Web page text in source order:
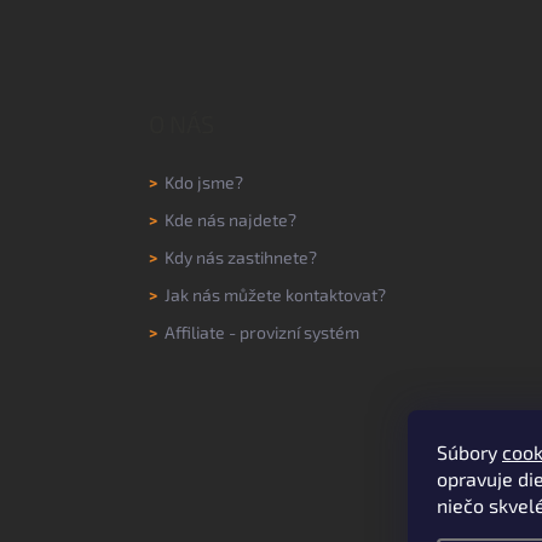
Súbory
opravuje
niečo
> Kdo jsme?
> Kde nás najdete?
> Kdy nás zastihnete?
> Jak nás můžete kontaktovat?
> Affiliate - provizní systém